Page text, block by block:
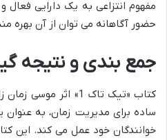
مفهوم انتزاعی به یک دارایی فعال
حضور آگاهانه می توان از آن بهره
جمع بندی و نتیجه
کتاب «تیک تاک 1» اثر
ساده برای مدیریت زمان، به عنوان
خوانندگان خود عمل می کند. این